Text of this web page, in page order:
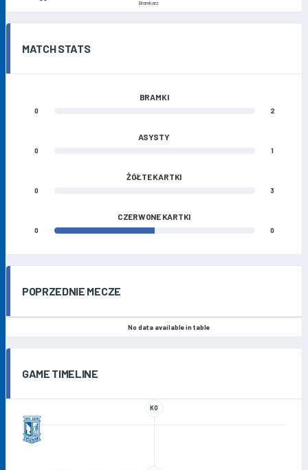
Bramkarz
MATCH STATS
BRAMKI
0 2
ASYSTY
0 1
ŻÓŁTE KARTKI
0 3
CZERWONE KARTKI
0 0
POPRZEDNIE MECZE
No data available in table
GAME TIMELINE
KO